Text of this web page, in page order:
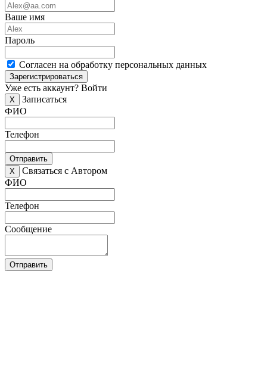
Ваше имя
Пароль
Согласен на обработку персональных данных
Зарегистрироваться
Уже есть аккаунт? Войти
X
Записаться
ФИО
Телефон
Отправить
X
Связаться с Автором
ФИО
Телефон
Сообщение
Отправить